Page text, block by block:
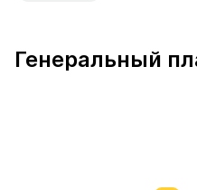
Генеральный